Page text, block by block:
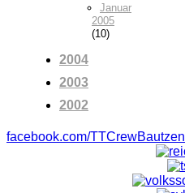
Januar
2005
(10)
2004
2003
2002
facebook.com/TTCrewBautzen